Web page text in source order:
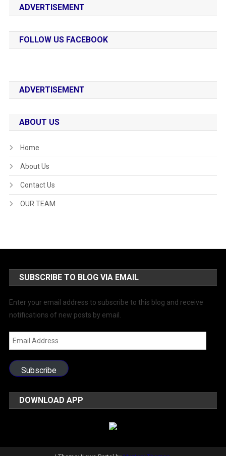
ADVERTISEMENT
FOLLOW US FACEBOOK
ADVERTISEMENT
ABOUT US
Home
About Us
Contact Us
OUR TEAM
SUBSCRIBE TO BLOG VIA EMAIL
Enter your email address to subscribe to this blog and receive
notifications of new posts by email.
Email
Address
Subscribe
DOWNLOAD APP